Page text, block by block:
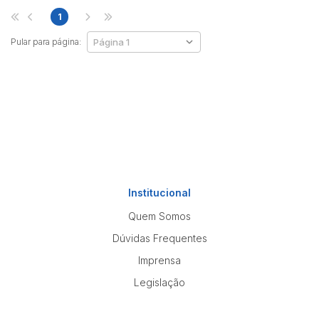
Pular para página:
1
Institucional
Quem Somos
Dúvidas Frequentes
Imprensa
Legislação